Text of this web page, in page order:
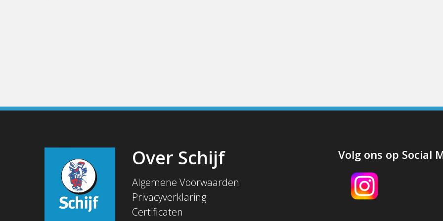
Over Schijf
Algemene Voorwaarden
Privacyverklaring
Certificaten
Volg ons op Social